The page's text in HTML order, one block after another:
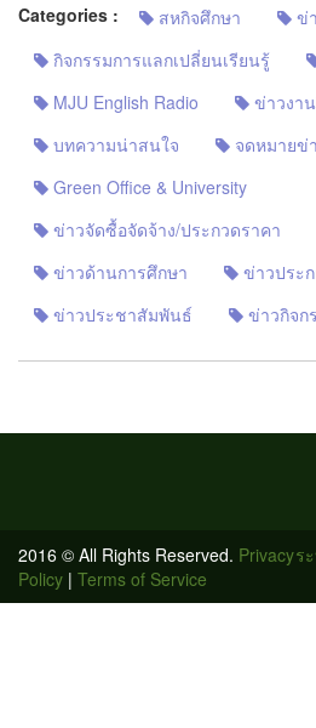
Categories : สหกิจศึกษา
ข่
กิจกรรมการแลกเปลี่ยนเรียนรู้
MJU English Radio
ข่าวงา
บทความน่าสนใจ
จดหมายข่
Green Office & University
ข่าวจัดซื้อจัดจ้าง/ประกวดราคา
ข่าวด้านการศึกษา
ข่าวประ
ข่าวประชาสัมพันธ์
ข่าวกิจก
ร
2016 © All Rights Reserved. Privacy
Policy | Terms of Service